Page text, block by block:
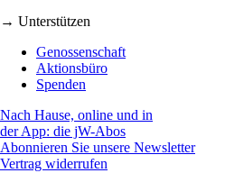
→ Unterstützen
Genossenschaft
Aktionsbüro
Spenden
Nach Hause, online und in
der App: die jW-Abos
Abonnieren Sie unsere Newsletter
Vertrag widerrufen